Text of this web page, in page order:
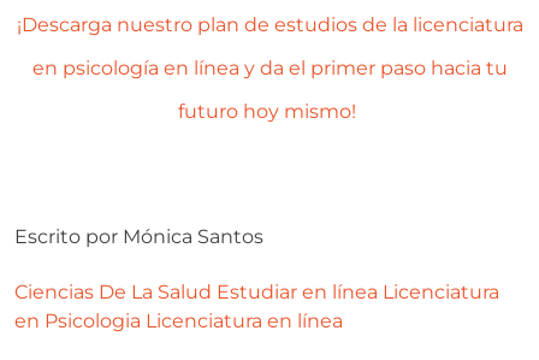
¡Descarga nuestro plan de estudios de la licenciatura
en psicología en línea y da el primer paso hacia tu
futuro hoy mismo!
Escrito por Mónica Santos
Ciencias De La Salud Estudiar en línea Licenciatura
en Psicologia Licenciatura en línea